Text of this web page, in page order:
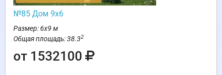
№85 Дом 9х6
Размер: 6х9 м
Общая площадь: 38.32
от 1532100